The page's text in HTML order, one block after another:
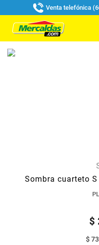
Venta telefónica
Sombra cuarteto S
$
$